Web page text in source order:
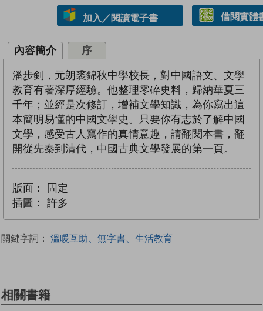
加入／閱讀電子書 借閱實體
內容簡介 序
潘步釗，元朗裘錦秋中學校長，對中國語文、文學
教育有著深厚經驗。他整理零碎史料，歸納華夏三
千年；並經是次修訂，增補文學知識，為你寫出這
本簡明易懂的中國文學史。只要你有志於了解中國
文學，感受古人寫作的真情意趣，請翻閱本書，翻
開從先秦到清代，中國古典文學發展的第一頁。
版面：
固定
插圖：
許多
關鍵字詞： 溫暖互助、無字書、生活教育
相關書籍